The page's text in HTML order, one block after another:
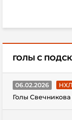
ГОЛЫ С
06.02.2026
Голы